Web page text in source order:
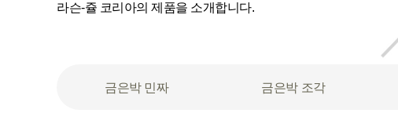
라슨-쥴 코리아의 제품을 소개합니다.
금은박 민짜 금은박 조각